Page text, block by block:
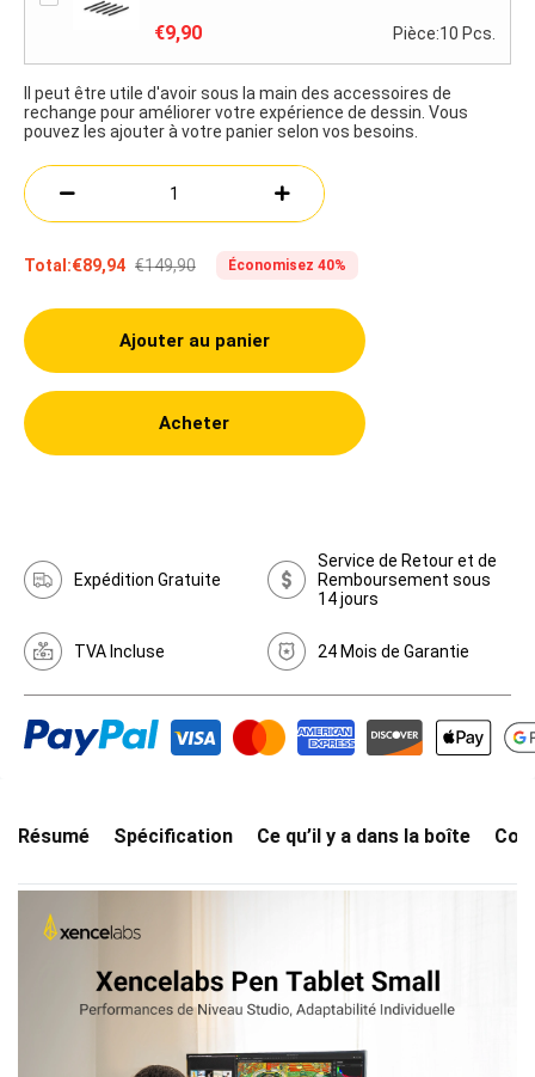
€9,90
Pièce:10 Pcs.
Il peut être utile d'avoir sous la main des accessoires de
rechange pour améliorer votre expérience de dessin. Vous
pouvez les ajouter à votre panier selon vos besoins.
Total:€89,94 €149,90 Économisez 40%
Ajouter au panier
Acheter
Expédition Gratuite
Service de Retour et de
Remboursement sous
14 jours
TVA Incluse 24 Mois de Garantie
Résumé Spécification Ce qu’il y a dans la boîte